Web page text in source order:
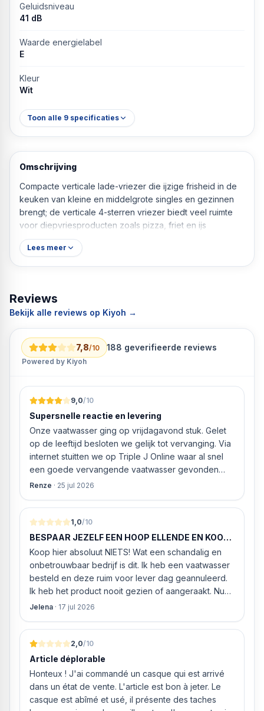
Geluidsniveau
41 dB
Waarde energielabel
E
Kleur
Wit
Toon alle 9 specificaties
Omschrijving
Compacte verticale lade-vriezer die ijzige frisheid in de
keuken van kleine en middelgrote singles en gezinnen
brengt; de verticale 4-sterren vriezer biedt veel ruimte
voor diepvriesproducten zoals pizza, friet en ijs
Instelbare temperatuur: de gewenste koelstand kan
gemakkelijk worden ingesteld via de thermostaat aan de
voorkant van het apparaat op de ladekast: er zijn drie
dankzij de omkeerbare deur rechts of links en de
verstelbare poten kun je hem in de meest geschikte
ruimtes gebruiken; op kantoor, thuis, in de keuken of
waar je maar wilt
Drie compartimenten voor diepvriesproduct: het
meerlaagse ontwerp maakt het mogelijk om extra
bergen en toegang te krijgen tot voedsel; laden kunnen
worden gebruikt om een specifiek compartiment toe te
wijzen
Besparingen: de vriezer komt overeen met het energie-
label, is in klasse E en vermindert het verbruik
Lees meer
Reviews
Bekijk alle reviews op Kiyoh →
7,8/10 188 geverifieerde reviews
Powered by Kiyoh
9,0/10
Supersnelle reactie en levering
Onze vaatwasser ging op vrijdagavond stuk. Gelet
op de leeftijd besloten we gelijk tot vervanging. Via
internet stuitten we op Triple J Online waar al snel
een goede vervangende vaatwasser gevonden
werd. ‘s Ochtends even gebeld met de
geïnstalleerd kan worden. Dit bleek het geval tegen
alleszins concurrente prijzen. De vriendelijke
medewerker gaf aan dat, als we gelijk via de
website gingen bestellen en betalen, hij z’n best
ging doen om ‘s middags nog te leveren. Het
bleken geen loze woorden: om 16.00 uur werd de
Neff vaatwasser geleverd en ver
Renze · 25 jul 2026
1,0/10
BESPAAR JEZELF EEN HOOP ELLENDE EN KOOP
HIER NIETS!
Koop hier absoluut NIETS! Wat een schandalig en
onbetrouwbaar bedrijf is dit. Ik heb een vaatwasser
besteld en deze ruim voor lever dag geannuleerd.
Ik heb het product nooit gezien of aangeraakt. Nu
weigeren ze gewoon om mijn geld volledig terug te
van MIJN geld inhouden!
Jelena · 17 jul 2026
2,0/10
Article déplorable
Honteux ! J'ai commandé un casque qui est arrivé
dans un état de vente. L'article est bon à jeter. Le
casque est abîmé et usé, il présente des taches